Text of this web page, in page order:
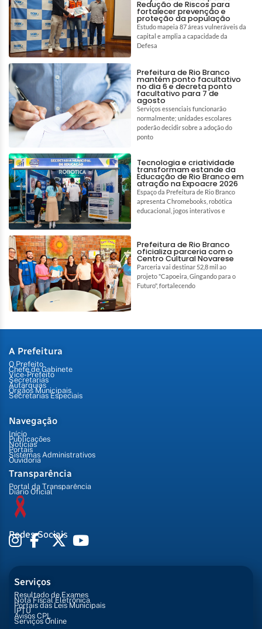
Redução de Riscos para
fortalecer prevenção e
proteção da população
Estudo mapeia 87 áreas vulneráveis da
capital e amplia a capacidade da
Defesa
Prefeitura de Rio Branco
mantém ponto facultativo
no dia 6 e decreta ponto
facultativo para 7 de
agosto
Serviços essenciais funcionarão
normalmente; unidades escolares
poderão decidir sobre a adoção do
ponto
Tecnologia e criatividade
transformam estande da
Educação de Rio Branco em
atração na Expoacre 2026
Espaço da Prefeitura de Rio Branco
apresenta Chromebooks, robótica
educacional, jogos interativos e
Prefeitura de Rio Branco
oficializa parceria com o
Centro Cultural Novarese
Parceria vai destinar 52,8 mil ao
projeto "Capoeira, Gingando para o
Futuro", fortalecendo
A Prefeitura
O Prefeito
Chefe de Gabinete
Vice-Prefeito
Secretarias
Autarquias
Órgãos Municipais
Secretarias Especiais
Navegação
Início
Publicações
Notícias
Portais
Sistemas Administrativos
Ouvidoria
Transparência
Portal da Transparência
Diário Oficial
Redes Sociais
Serviços
Resultado de Exames
Nota Fiscal Eletrônica
Portais das Leis Municipais
IPTU
Avisos CPL
Serviços Online